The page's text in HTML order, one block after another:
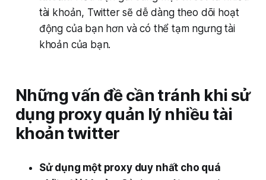
tài khoản, Twitter sẽ dễ dàng theo dõi hoạt
động của bạn hơn và có thể tạm ngưng tài
khoản của bạn.
Những vấn đề cần tránh khi sử
dụng proxy quản lý nhiều tài
khoản twitter
Sử dụng một proxy duy nhất cho quá